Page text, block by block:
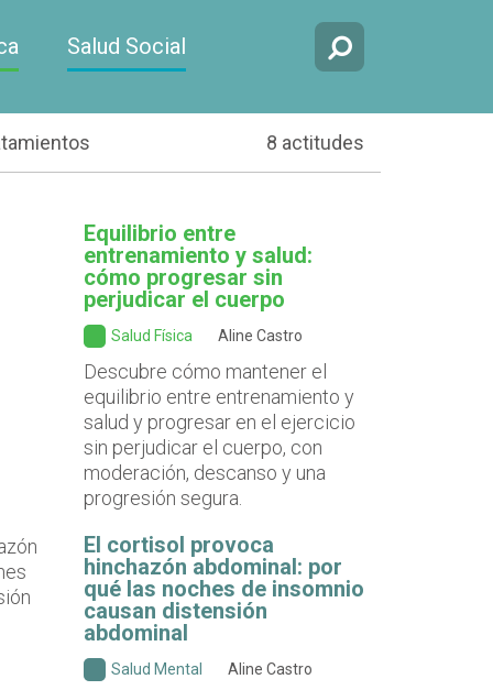
Salud Social
8 actitudes
Equilibrio entre
entrenamiento y salud:
cómo progresar sin
perjudicar el cuerpo
Salud Física Aline Castro
Descubre cómo mantener el
equilibrio entre entrenamiento y
salud y progresar en el ejercicio
sin perjudicar el cuerpo, con
moderación, descanso y una
progresión segura.
El cortisol provoca
hinchazón abdominal: por
qué las noches de insomnio
causan distensión
abdominal
Salud Mental Aline Castro